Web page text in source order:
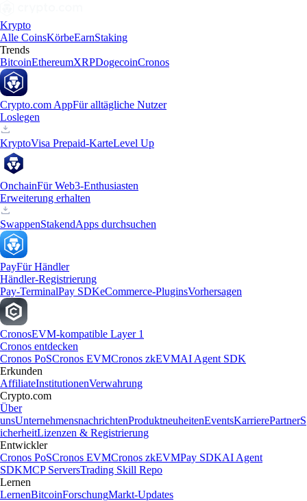
Krypto
Alle CoinsKörbeEarnStaking
Trends
BitcoinEthereumXRPDogecoinCronos
Crypto.com AppFür alltägliche Nutzer
Loslegen
KryptoVisa Prepaid-KarteLevel Up
OnchainFür Web3-Enthusiasten
Erweiterung erhalten
SwappenStakendApps durchsuchen
PayFür Händler
Händler-Registrierung
Pay-TerminalPay SDKeCommerce-PluginsVorhersagen
CronosEVM-kompatible Layer 1
Cronos entdecken
Cronos PoSCronos EVMCronos zkEVMAI Agent SDK
Erkunden
AffiliateInstitutionenVerwahrung
Crypto.com
Über
unsUnternehmensnachrichtenProduktneuheitenEventsKarrierePartnerS
icherheitLizenzen & Registrierung
Entwickler
Cronos PoSCronos EVMCronos zkEVMPay SDKAI Agent
SDKMCP ServersTrading Skill Repo
Lernen
LernenBitcoinForschungMarkt-Updates